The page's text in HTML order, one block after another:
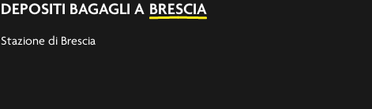
DEPOSITI BAGAGLI A BRESCIA
Stazione di Brescia